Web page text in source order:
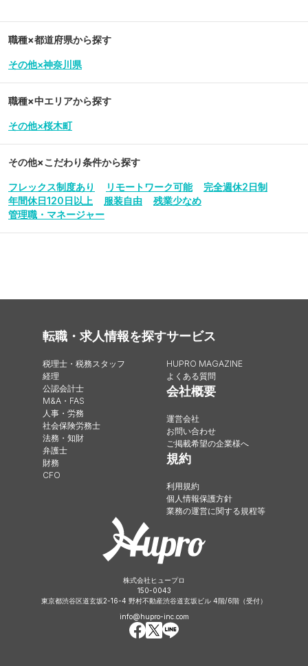
職種×都道府県から探す
その他×神奈川県
職種×中エリアから探す
その他×桜木町
その他×こだわり条件から探す
フレックス制度あり リモートワーク可能
完全週休2日制
年間休日120日以上
服装自由
残業少なめ
管理職・マネージャー
転職・求人情報を探す
税理士・税務スタッフ
経理
公認会計士
M&A・FAS
人事・労務
社会保険労務士
法務・知財
弁護士
財務
CFO
サービス
HUPRO MAGAZINE
よくある質問
会社概要
運営会社
お問い合わせ
ご掲載希望の企業様へ
規約
利用規約
個人情報保護方針
業務の運営に関する規程等
株式会社ヒュープロ
150-0043
東京都渋谷区道玄坂2-16-4 野村不動産渋谷道玄坂ビル 4階/6階（受付）
info@hupro-inc.com